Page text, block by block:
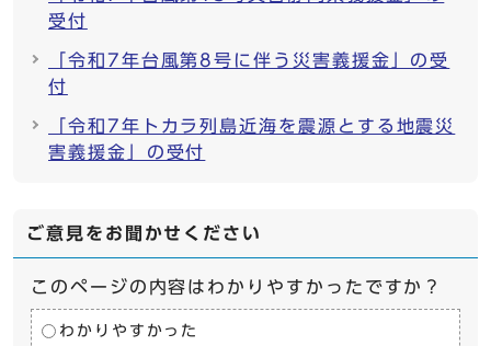
受付
「令和7年台風第8号に伴う災害義援金」の受
付
「令和7年トカラ列島近海を震源とする地震災
害義援金」の受付
ご意見をお聞かせください
このページの内容はわかりやすかったですか？
わかりやすかった